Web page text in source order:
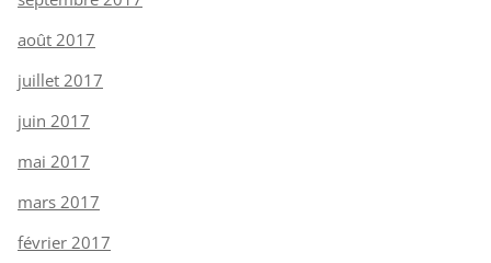
août 2017
juillet 2017
juin 2017
mai 2017
mars 2017
février 2017